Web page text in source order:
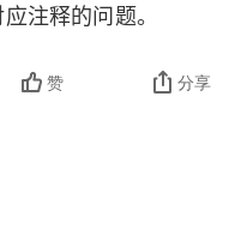
注释的问题。
赞 分享